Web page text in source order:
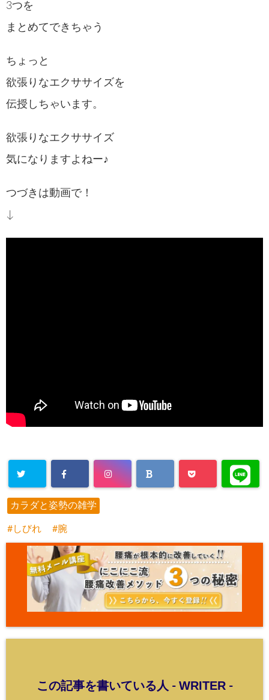
3つを
まとめてできちゃう
ちょっと
欲張りなエクササイズを
伝授しちゃいます。
欲張りなエクササイズ
気になりますよねー♪
つづきは動画で！
↓
カラダと姿勢の雑学
しびれ 腕
この記事を書いている人 - WRITER-